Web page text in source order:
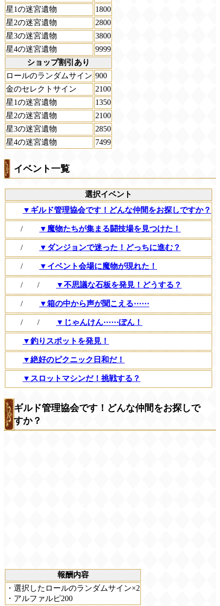
星1の迷宮遺物
1800
星2の迷宮遺物
2800
星3の迷宮遺物
3800
星4の迷宮遺物
9999
ショップ割引あり
ロールのランダムサイン 900
金のセレクトサイン
2100
星1の迷宮遺物
1350
星2の迷宮遺物
2100
星3の迷宮遺物
2850
星4の迷宮遺物
7499
イベント一覧
選択イベント
▼ギルド管理協会です！どんな仲間をお探しですか？
/ ▼魔物たちが集まる闘技場を見つけた！
/ ▼ダンジョンで迷った！どっちに進む？
/ ▼イベント会場に魔物が現れた！
/ / ▼不思議な石板を発見！どうする？
/ ▼箱の中から声が聞こえる⋯⋯
/ / ▼じゃんけん⋯⋯ぽん！
▼釣りスポットを発見！
▼絶好のピクニック日和だ！
▼スロットマシンだ！挑戦する？
ギルド管理協会です！どんな仲間をお探しで
すか？
報酬内容
・選択したロールのランダムサイン×2
・アルファルピ200